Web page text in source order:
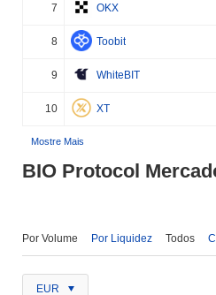
7 OKX
8 Toobit
9 WhiteBIT
10 XT
Mostre Mais
BIO Protocol
Por Volume Por Liquidez Todos
EUR